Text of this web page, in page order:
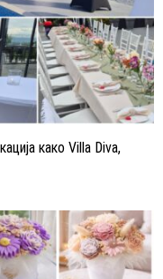
како Villa Diva,